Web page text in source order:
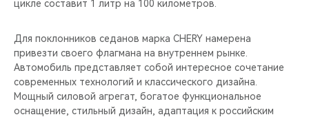
цикле составит 1 литр на 100 километров.
Для поклонников седанов марка CHERY намерена
привезти своего флагмана на внутреннем рынке.
Автомобиль представляет собой интересное сочетание
современных технологий и классического дизайна.
Мощный силовой агрегат, богатое функциональное
оснащение, стильный дизайн, адаптация к российским